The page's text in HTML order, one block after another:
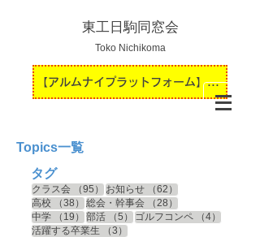
東工日駒同窓会
Toko Nichikoma
【アルムナイプラットフォーム】運用開始のお知らせ
Topics一覧
タグ
クラス会 （95） 95件の記事
お知らせ （62）
高校
（38） 38件の記事
総会・幹事会 （28）
中学
（19） 19件の記事
部活 （5） 5件の記事
ゴルフコンペ （4）
活躍する卒業生
（3）